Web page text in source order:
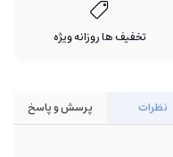
تخفیف ها روزانه ویژه
نظرات پرسش و پاسخ